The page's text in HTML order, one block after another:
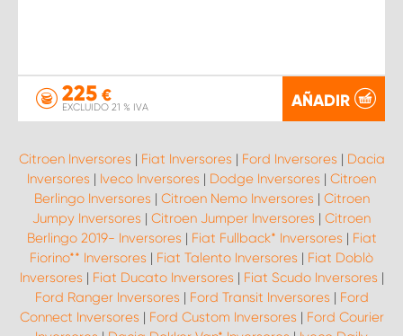
225 €
EXCLUIDO 21 % IVA AÑADIR
Citroen Inversores | Fiat Inversores | Ford Inversores | Dacia
Inversores | Iveco Inversores | Dodge Inversores | Citroen
Berlingo Inversores | Citroen Nemo Inversores | Citroen
Jumpy Inversores | Citroen Jumper Inversores | Citroen
Berlingo 2019- Inversores | Fiat Fullback* Inversores | Fiat
Fiorino** Inversores | Fiat Talento Inversores | Fiat Doblò
Inversores | Fiat Ducato Inversores | Fiat Scudo Inversores |
Ford Ranger Inversores | Ford Transit Inversores | Ford
Connect Inversores | Ford Custom Inversores | Ford Courier